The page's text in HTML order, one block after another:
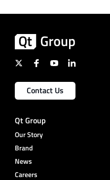
Contact Us
Qt Group
Our Story
Brand
News
Careers